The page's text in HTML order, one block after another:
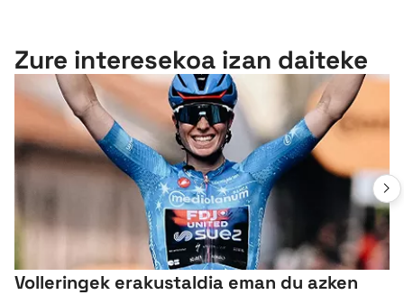
Zure interesekoa izan daiteke
Volleringek erakustaldia eman du azken